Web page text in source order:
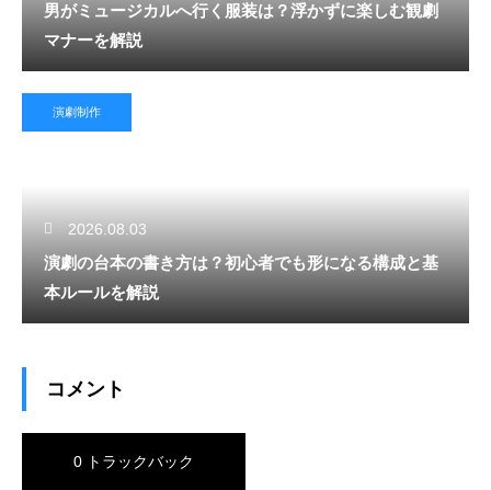
男がミュージカルへ行く服装は？浮かずに楽しむ観劇
マナーを解説
演劇制作
2026.08.03
演劇の台本の書き方は？初心者でも形になる構成と基
本ルールを解説
コメント
0 トラックバック